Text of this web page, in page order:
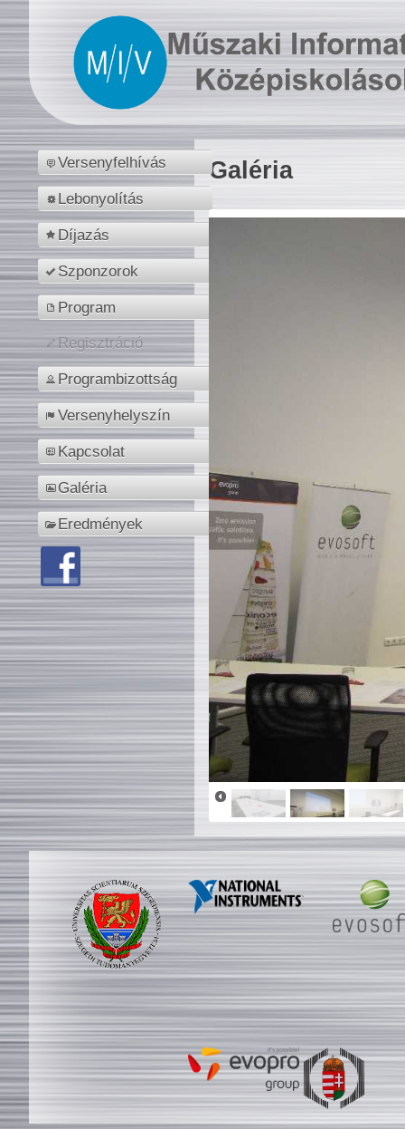
Versenyfelhívás
Lebonyolítás
Díjazás
Szponzorok
Program
Regisztráció
Programbizottság
Versenyhelyszín
Kapcsolat
Galéria
Eredmények
Galéria